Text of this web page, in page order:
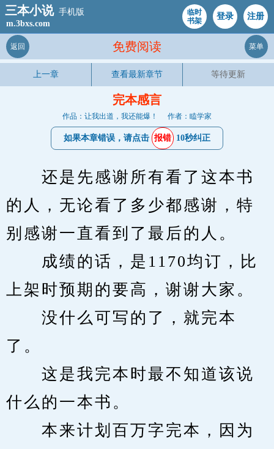
三本小说 手机版
m.3bxs.com
临时
书架
登录 注册
免费阅读
返回 菜单
上一章 查看最新章节 等待更新
完本感言
作品：让我出道，我还能爆！ 作者：瞌学家
如果本章错误，请点击 报错 10秒纠正
还是先感谢所有看了这本书
的人，无论看了多少都感谢，特
别感谢一直看到了最后的人。
成绩的话，是1170均订，比
上架时预期的要高，谢谢大家。
没什么可写的了，就完本
了。
这是我完本时最不知道该说
什么的一本书。
本来计划百万字完本，因为